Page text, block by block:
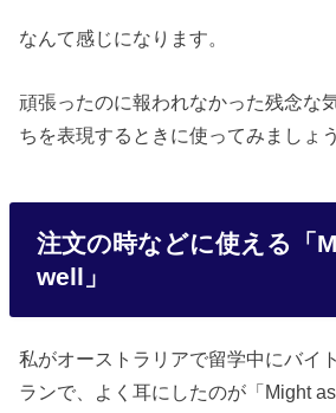
なんて感じになります。
頑張ったのに報われなかった残念な
ちを表現するときに使ってみましょう
注文の時などに使える「
well」
私がオーストラリアで留学中にバイ
ランで、よく耳にしたのが「Might